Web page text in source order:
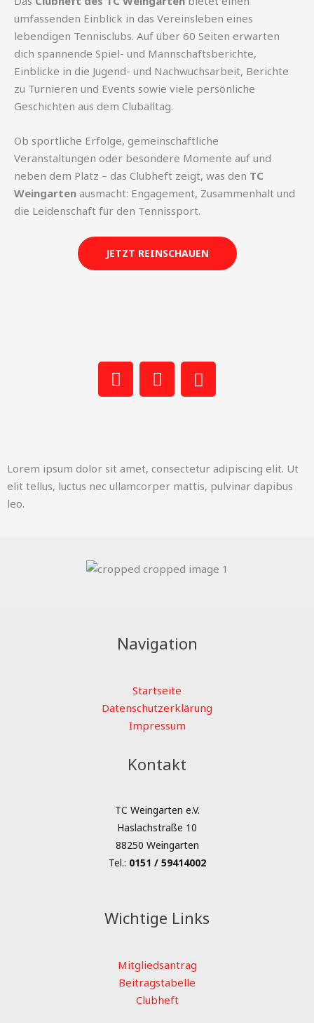
umfassenden Einblick in das Vereinsleben eines
lebendigen Tennisclubs. Auf über 60 Seiten erwarten
dich spannende Spiel- und Mannschaftsberichte,
Einblicke in die Jugend- und Nachwuchsarbeit, Berichte
zu Turnieren und Events sowie viele persönliche
Geschichten aus dem Cluballtag.
Ob sportliche Erfolge, gemeinschaftliche
Veranstaltungen oder besondere Momente auf und
neben dem Platz – das Clubheft zeigt, was den TC
Weingarten ausmacht: Engagement, Zusammenhalt und
die Leidenschaft für den Tennissport.
JETZT REINSCHAUEN
F
a
c
o
k
W
h
a
p
p
P
h
o
a
l
Lorem ipsum dolor sit amet, consectetur adipiscing elit. Ut
elit tellus, luctus nec ullamcorper mattis, pulvinar dapibus
leo.
Navigation
Startseite
Datenschutzerklärung
Impressum
Kontakt
TC Weingarten e.V.
Haslachstraße 10
88250 Weingarten
Tel.: 0151 / 59414002
Wichtige Links
Mitgliedsantrag
Beitragstabelle
Clubheft